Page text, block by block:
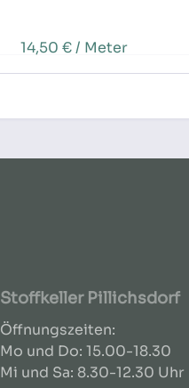
14,50 € / Meter
Stoffkeller Pillichsdorf
Öffnungszeiten:
Mo und Do: 15.00-18.30
Mi und Sa: 8.30-12.30 Uhr